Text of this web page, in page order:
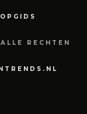
RECHTEN